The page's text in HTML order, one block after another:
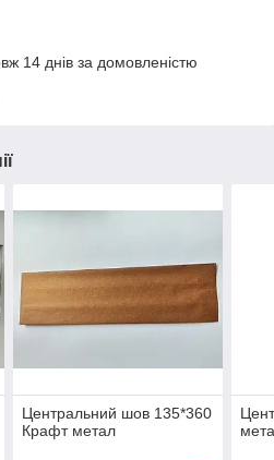
14 днів за домовленістю
Центральний шов 135*360
Крафт метал